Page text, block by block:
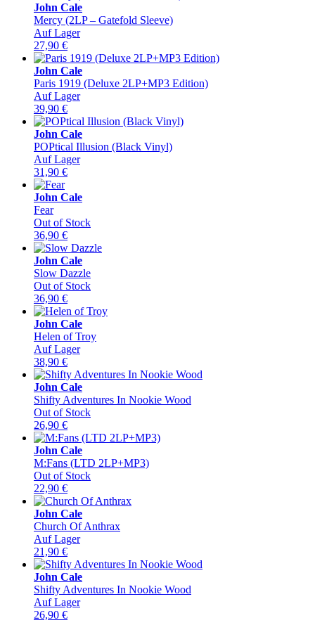
John Cale
Mercy (2LP – Gatefold Sleeve)
Auf Lager
27,90 €
John Cale
Paris 1919 (Deluxe 2LP+MP3 Edition)
Auf Lager
39,90 €
John Cale
POPtical Illusion (Black Vinyl)
Auf Lager
31,90 €
John Cale
Fear
Out of Stock
36,90 €
John Cale
Slow Dazzle
Out of Stock
36,90 €
John Cale
Helen of Troy
Auf Lager
38,90 €
John Cale
Shifty Adventures In Nookie Wood
Out of Stock
26,90 €
John Cale
M:Fans (LTD 2LP+MP3)
Out of Stock
22,90 €
John Cale
Church Of Anthrax
Auf Lager
21,90 €
John Cale
Shifty Adventures In Nookie Wood
Auf Lager
26,90 €